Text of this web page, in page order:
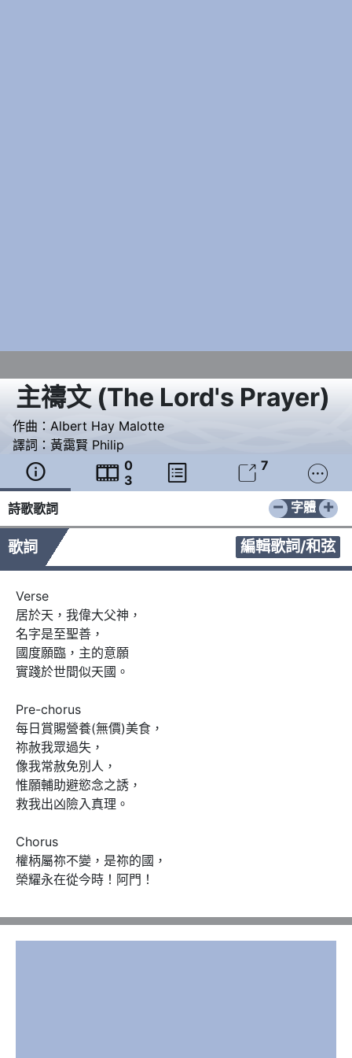
主禱文(The Lord's Prayer)
作曲： Albert Hay Malotte
譯詞： 黃靄賢 Philip
  0
3
  7 
詩歌歌詞 − +
字體
歌詞 編輯歌詞/和弦
Verse
居於天，我偉大父神，
名字是至聖善，
國度願臨，主的意願
實踐於世間似天國。
Pre-chorus
每日賞賜營養(無價)美食，
祢赦我眾過失，
像我常赦免別人，
惟願輔助避慾念之誘，
救我出凶險入真理。
Chorus
權柄屬祢不變，是祢的國，
榮耀永在從今時！阿門！